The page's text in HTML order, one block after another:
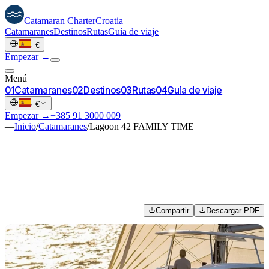
Catamaran CharterCroatia
CatamaranesDestinosRutasGuía de viaje
· €
Empezar →
Menú
01Catamaranes02Destinos03Rutas04Guía de viaje
· €
Empezar →+385 91 3000 009
—Inicio/Catamaranes/Lagoon 42 FAMILY TIME
Compartir Descargar PDF